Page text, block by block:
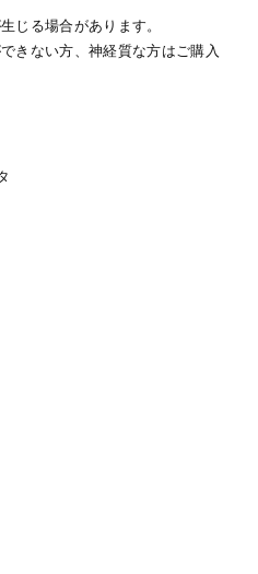
じる場合があります。
きない方、神経質な方はご購入